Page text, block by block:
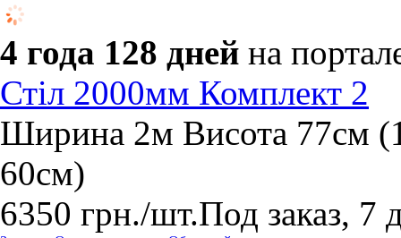
4 года 128 дней на
Стіл 2000мм Комплект 2
Ширина 2м Висота 77см
60см)
6350 грн./шт.Под заказ, 7